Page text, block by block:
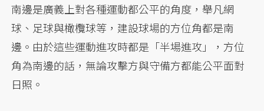
南邊是廣義上對各種運動都公平的角度，舉凡網
球、足球與橄欖球等，建設球場的方位角都是南
邊。由於這些運動進攻時都是「半場進攻」，方位
角為南邊的話，無論攻擊方與守備方都能公平面對
日照。